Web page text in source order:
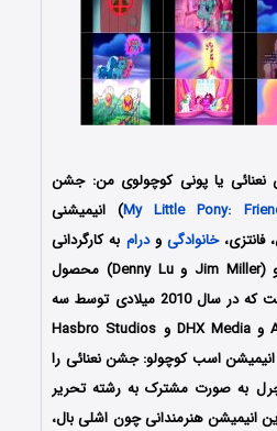
یا پونی کوچولوی من: جشن
My Little Pony:) انیمیشنی
فانتزی،خانوادگی ودرام به کارگردانی
مشترک جیم میلر و دنی لو (Jim Miller و Denny Lu) محصول
کشورهای آمریکا و کانادا است که در سال 2010 میلادی توسط سه
کمپانی Allspark Animation و DHX Media و Hasbro Studios
انیمیشن اسب کوچولو: جشن نعنائی را
به صورت مشترک به رشته تحریر
انیمیشن هنرمندانی چون اشلی بال،